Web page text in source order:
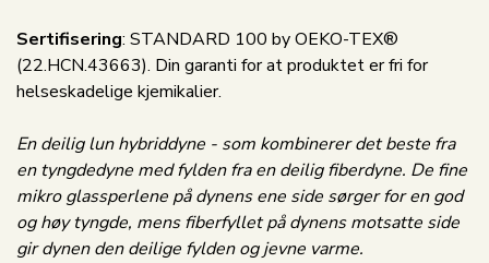
Sertifisering: STANDARD 100 by OEKO-TEX®
(22.HCN.43663). Din garanti for at produktet er fri for
helseskadelige kjemikalier.
En deilig lun hybriddyne - som kombinerer det beste fra
en tyngdedyne med fylden fra en deilig fiberdyne. De fine
mikro glassperlene på dynens ene side sørger for en god
og høy tyngde, mens fiberfyllet på dynens motsatte side
gir dynen den deilige fylden og jevne varme.